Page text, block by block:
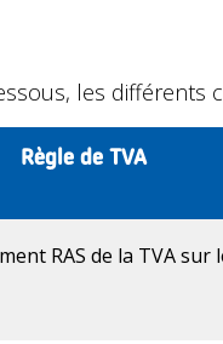
les différents
Règle de TVA
RAS de la TVA sur